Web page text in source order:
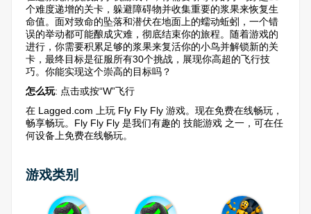
个难度递增的关卡，躲避障碍物并收集重要的浆果来恢复生
命值。面对致命的坠落和潜伏在地面上的蠕动蚯蚓，一个错
误的举动都可能酿成灾难，彻底结束你的旅程。随着游戏的
进行，你需要积累足够的浆果来复活你的小鸟并解锁新的关
卡，最终目标是征服所有30个挑战，展现你高超的飞行技
巧。你能实现这个崇高的目标吗？
怎么玩: 点击或按“W”飞行
在 Lagged.com 上玩 Fly Fly Fly 游戏。现在免费在线畅玩，
畅享畅玩。Fly Fly Fly 是我们有趣的 技能游戏 之一，可在任
何设备上免费在线畅玩。
游戏类别